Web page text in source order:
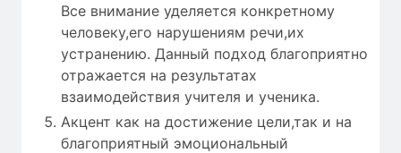
Все внимание уделяется конкретному
человеку,его нарушениям речи,их
устранению. Данный подход благоприятно
отражается на результатах
взаимодействия учителя и ученика.
Акцент как на достижение цели,так и на
благоприятный эмоциональный